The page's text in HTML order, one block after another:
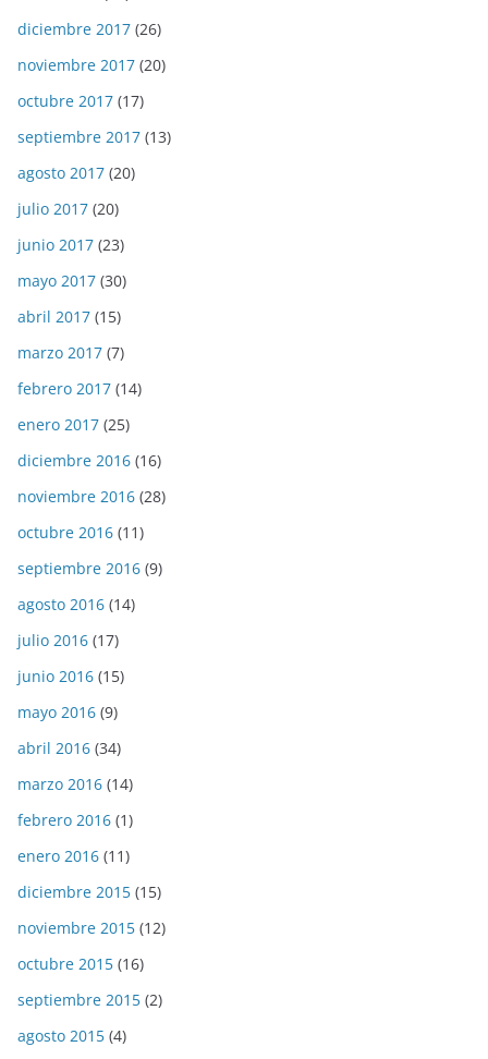
diciembre 2017 (26)
noviembre 2017 (20)
octubre 2017 (17)
septiembre 2017 (13)
agosto 2017 (20)
julio 2017 (20)
junio 2017 (23)
mayo 2017 (30)
abril 2017 (15)
marzo 2017 (7)
febrero 2017 (14)
enero 2017 (25)
diciembre 2016 (16)
noviembre 2016 (28)
octubre 2016 (11)
septiembre 2016 (9)
agosto 2016 (14)
julio 2016 (17)
junio 2016 (15)
mayo 2016 (9)
abril 2016 (34)
marzo 2016 (14)
febrero 2016 (1)
enero 2016 (11)
diciembre 2015 (15)
noviembre 2015 (12)
octubre 2015 (16)
septiembre 2015 (2)
agosto 2015 (4)